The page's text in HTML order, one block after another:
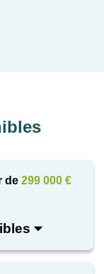
ville
de
de 299 000 €